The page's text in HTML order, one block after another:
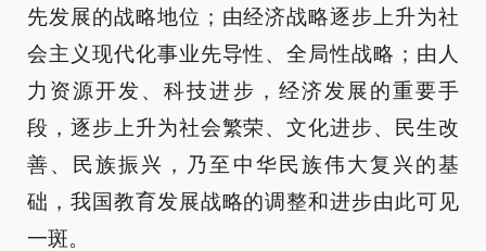
先发展的战略地位；由经济战略逐步上升为社
会主义现代化事业先导性、全局性战略；由人
力资源开发、科技进步，经济发展的重要手
段，逐步上升为社会繁荣、文化进步、民生改
善、民族振兴，乃至中华民族伟大复兴的基
础，我国教育发展战略的调整和进步由此可见
一斑。